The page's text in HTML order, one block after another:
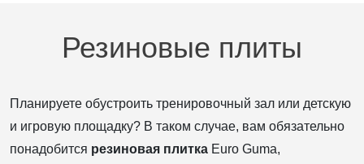
Резиновые плиты
Планируете обустроить тренировочный зал или детскую
и игровую площадку? В таком случае, вам обязательно
понадобится резиновая плитка Euro Guma,